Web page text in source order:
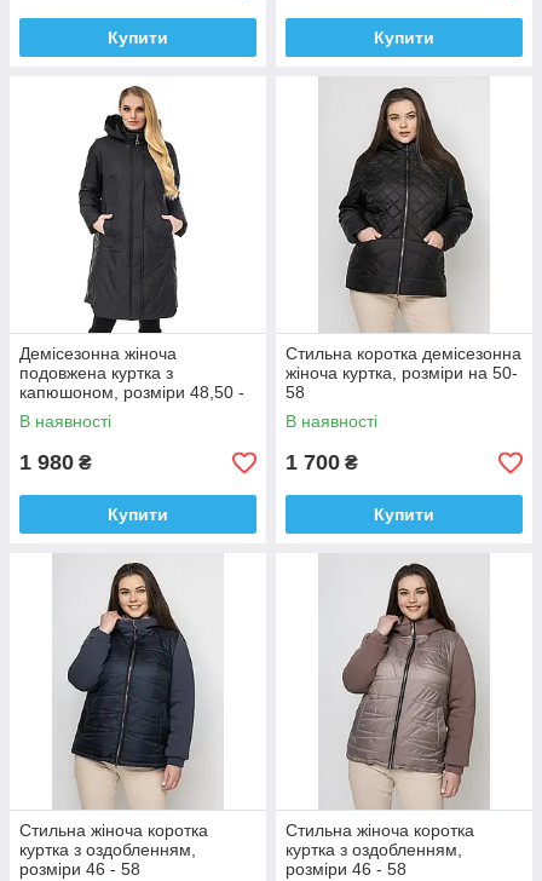
Купити Купити
Демісезонна жіноча
подовжена куртка з
капюшоном, розміри 48,50 -
66
В наявності
1 980 ₴
Купити
Стильна коротка демісезонна
жіноча куртка, розміри на 50-
58
В наявності
1 700 ₴
Купити
Стильна жіноча коротка
куртка з оздобленням,
розміри 46 - 58
Стильна жіноча коротка
куртка з оздобленням,
розміри 46 - 58